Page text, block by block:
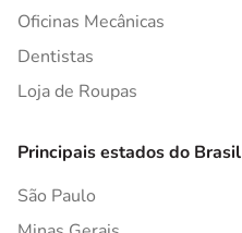
Oficinas Mecânicas
Dentistas
Loja de Roupas
Principais estados do Brasil
São Paulo